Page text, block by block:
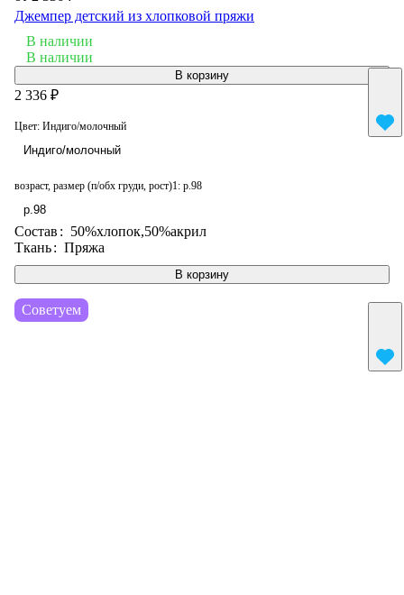
Джемпер детский из хлопковой пряжи
В наличии
В корзину
В наличии
В корзину
2 336 ₽
Цвет: Индиго/молочный
Индиго/молочный
возраст, размер (п/обх груди, рост)1: р.98
р.98
Состав: 50%хлопок,50%акрил
Ткань: Пряжа
Советуем